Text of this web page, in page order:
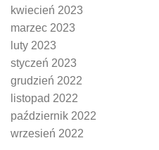
kwiecień 2023
marzec 2023
luty 2023
styczeń 2023
grudzień 2022
listopad 2022
październik 2022
wrzesień 2022